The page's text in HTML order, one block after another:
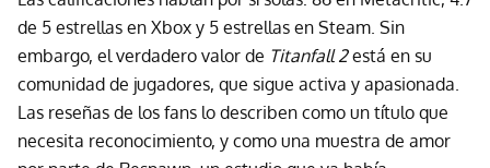
de 5 estrellas en Xbox y 5 estrellas en Steam. Sin
embargo, el verdadero valor de Titanfall 2está en su
comunidad de jugadores, que sigue activa y apasionada.
Las reseñas de los fans lo describen como un título que
necesita reconocimiento, y como una muestra de amor